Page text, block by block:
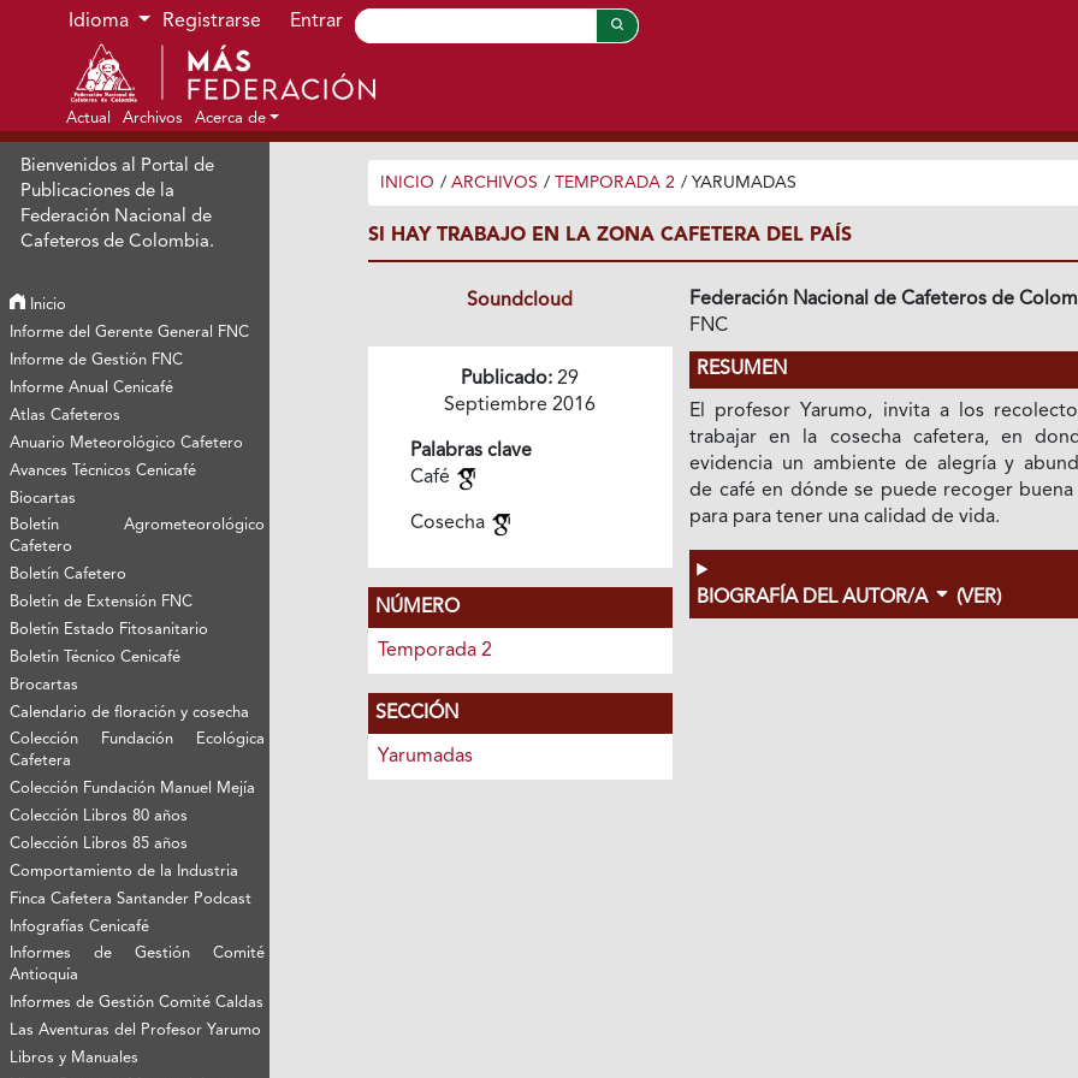
Ir al menú de navegación principal
Ir al contenido principal
Ir al pie de página del sitio
Idioma Registrarse Entrar
Actual Archivos Acerca de
Bienvenidos al Portal de
Publicaciones de la
Federación Nacional de
Cafeteros de Colombia.
Inicio
Informe del Gerente General FNC
Informe de Gestión FNC
Informe Anual Cenicafé
Atlas Cafeteros
Anuario Meteorológico Cafetero
Avances Técnicos Cenicafé
Biocartas
Boletín Agrometeorológico
Cafetero
Boletín Cafetero
Boletín de Extensión FNC
Boletín Estado Fitosanitario
Boletín Técnico Cenicafé
Brocartas
Calendario de floración y cosecha
Colección Fundación Ecológica
Cafetera
Colección Fundación Manuel Mejía
Colección Libros 80 años
Colección Libros 85 años
Comportamiento de la Industria
Finca Cafetera Santander Podcast
Infografías Cenicafé
Informes de Gestión Comité
Antioquía
Informes de Gestión Comité Caldas
Las Aventuras del Profesor Yarumo
Libros y Manuales
INICIO / ARCHIVOS / TEMPORADA 2 / YARUMADAS
SI HAY TRABAJO EN LA ZONA CAFETERA DEL PAÍS
Soundcloud
Publicado: 29
Septiembre 2016
Palabras clave
Café
Cosecha
NÚMERO
Temporada 2
SECCIÓN
Yarumadas
Federación Nacional de Cafeteros de
FNC
RESUMEN
El profesor Yarumo, invita a los
trabajar en la cosecha cafetera, en
evidencia un ambiente de alegría y
de café en dónde se puede recoger buena
para para tener una calidad de vida.
BIOGRAFÍA DEL AUTOR/A (VER)